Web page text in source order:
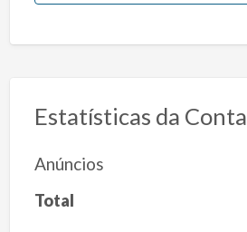
Estatísticas da Conta
Anúncios
Total